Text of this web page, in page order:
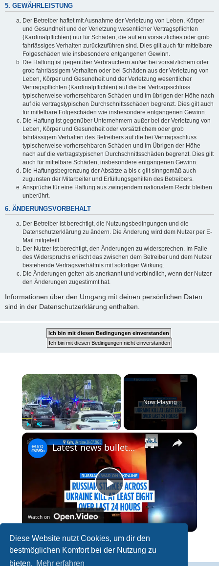
Diese Website nutzt Cookies, um dir den
bestmöglichen Komfort bei der Nutzung zu
bieten. Mehr erfahren
5. GEWÄHRLEISTUNG
Der Betreiber haftet mit Ausnahme der Verletzung von Leben, Körper
und Gesundheit und der Verletzung wesentlicher Vertragspflichten
(Kardinalpflichten) nur für Schäden, die auf ein vorsätzliches oder grob
fahrlässiges Verhalten zurückzuführen sind. Dies gilt auch für mittelbare
Folgeschäden wie insbesondere entgangenen Gewinn.
Die Haftung ist gegenüber Verbrauchern außer bei vorsätzlichem oder
grob fahrlässigem Verhalten oder bei Schäden aus der Verletzung von
Leben, Körper und Gesundheit und der Verletzung wesentlicher
Vertragspflichten (Kardinalpflichten) auf die bei Vertragsschluss
typischerweise vorhersehbaren Schäden und im übrigen der Höhe nach
auf die vertragstypischen Durchschnittsschäden begrenzt. Dies gilt auch
für mittelbare Folgeschäden wie insbesondere entgangenen Gewinn.
Die Haftung ist gegenüber Unternehmern außer bei der Verletzung von
Leben, Körper und Gesundheit oder vorsätzlichem oder grob
fahrlässigem Verhalten des Betreibers auf die bei Vertragsschluss
typischerweise vorhersehbaren Schäden und im Übrigen der Höhe
nach auf die vertragstypischen Durchschnittsschäden begrenzt. Dies gilt
auch für mittelbare Schäden, insbesondere entgangenen Gewinn.
Die Haftungsbegrenzung der Absätze a bis c gilt sinngemäß auch
zugunsten der Mitarbeiter und Erfüllungsgehilfen des Betreibers.
Ansprüche für eine Haftung aus zwingendem nationalem Recht bleiben
unberührt.
6. ÄNDERUNGSVORBEHALT
Der Betreiber ist berechtigt, die Nutzungsbedingungen und die
Datenschutzerklärung zu ändern. Die Änderung wird dem Nutzer per E-
Mail mitgeteilt.
Der Nutzer ist berechtigt, den Änderungen zu widersprechen. Im Falle
des Widerspruchs erlischt das zwischen dem Betreiber und dem Nutzer
bestehende Vertragsverhältnis mit sofortiger Wirkung.
Die Änderungen gelten als anerkannt und verbindlich, wenn der Nutzer
den Änderungen zugestimmt hat.
Informationen über den Umgang mit deinen persönlichen Daten
sind in der Datenschutzerklärung enthalten.
×
Fullscreen
Now Playing
×
P
l
a
Latest news bulletin | July 27th, 2026 – Morning
Watch on
Latest news bulletin | July 27th, 2026 – Morning